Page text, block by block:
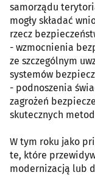
samorządu
mogły składać
rzecz
- wzmocnienia
ze szczególnym
systemów
- podnoszenia
zagrożeń
skutecznych
W tym roku jako
te, które
modernizacją lub